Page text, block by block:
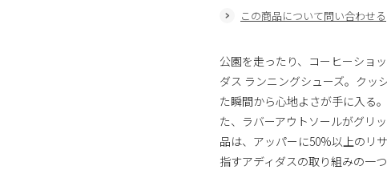
この商品について問い合わせる
公園を走ったり、コーヒーショ
ダス ランニングシューズ。クッ
た瞬間から心地よさが手に入る
た、ラバーアウトソールがグリ
品は、アッパーに50%以上のリ
指すアディダスの取り組みの一